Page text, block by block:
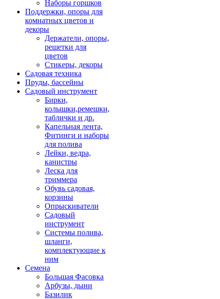
Наборы горшков
Поддержки, опоры для
комнатных цветов и
декоры
Держатели, опоры,
решетки для
цветов
Стикеры, декоры
Садовая техника
Пруды, бассейны
Садовый инструмент
Бирки,
колышки,ремешки,
таблички и др.
Капельная лента,
Фитинги и наборы
для полива
Лейки, ведра,
канистры
Леска для
триммера
Обувь садовая,
корзины
Опрыскиватели
Садовый
инструмент
Системы полива,
шланги,
комплектующие к
ним
Семена
Большая Фасовка
Арбузы, дыни
Базилик